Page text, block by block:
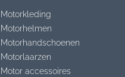
Motorkleding
Motorhelmen
Motorhandschoenen
Motorlaarzen
Motor accessoires